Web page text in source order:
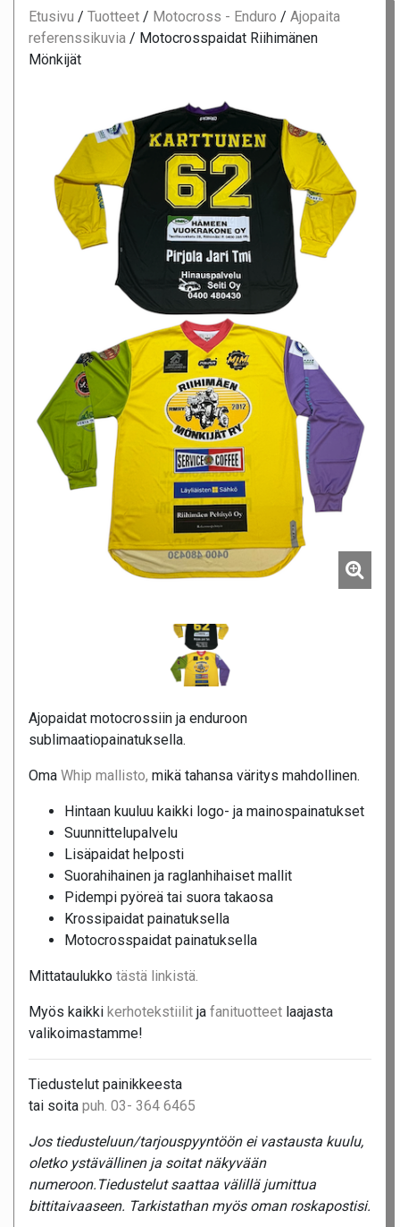
Etusivu / Tuotteet / Motocross - Enduro / Ajopaita
referenssikuvia / Motocrosspaidat Riihimänen
Mönkijät
Ajopaidat motocrossiin ja enduroon
sublimaatiopainatuksella.
Oma Whip mallisto, mikä tahansa väritys mahdollinen.
Hintaan kuuluu kaikki logo- ja mainospainatukset
Suunnittelupalvelu
Lisäpaidat helposti
Suorahihainen ja raglanhihaiset mallit
Pidempi pyöreä tai suora takaosa
Krossipaidat painatuksella
Motocrosspaidat painatuksella
Mittataulukko tästä linkistä.
Myös kaikki kerhotekstiilit ja fanituotteet laajasta
valikoimastamme!
Tiedustelut painikkeesta
tai soita puh. 03- 364 6465
Jos tiedusteluun/tarjouspyyntöön ei vastausta kuulu,
oletko ystävällinen ja soitat näkyvään
numeroon.Tiedustelut saattaa välillä jumittua
bittitaivaaseen. Tarkistathan myös oman roskapostisi.